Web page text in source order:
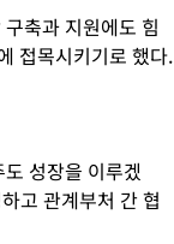
축과 지원에도 힘
접목시키기로 했다.
성장을 이루겠
고 관계부처 간 협